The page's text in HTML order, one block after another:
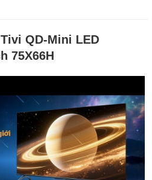
QD-Mini LED
75X66H